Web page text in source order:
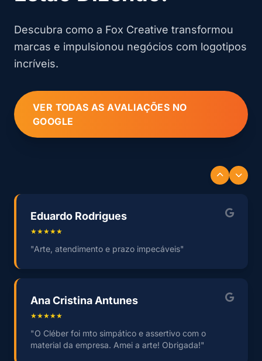
Descubra como a Fox Creative transformou
marcas e impulsionou negócios com logotipos
incríveis.
VER TODAS AS AVALIAÇÕES NO
GOOGLE
Eduardo Rodrigues
★★★★★
"Arte, atendimento e prazo impecáveis"
Ana Cristina Antunes
★★★★★
"O Cléber foi mto simpático e assertivo com o
material da empresa. Amei a arte! Obrigada!"